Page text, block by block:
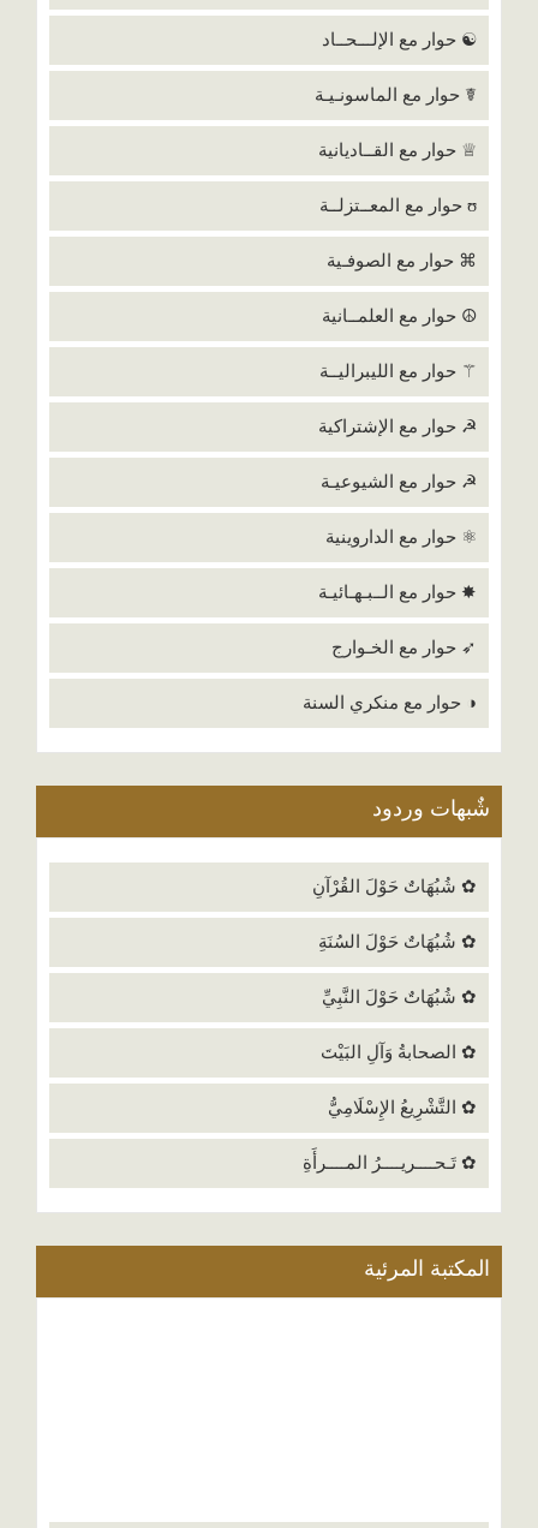
☯ حوار مع الإلـــحــاد
☤ حوار مع الماسونـيـة
♕ حوار مع القــاديانية
ʊ حوار مع المعــتزلــة
⌘ حوار مع الصوفـية
☮ حوار مع العلمــانية
⚚ حوار مع الليبراليــة
☭ حوار مع الإشتراكية
☭ حوار مع الشيوعيـة
⚛ حوار مع الداروينية
✸ حوار مع الــبـهـائيـة
➶ حوار مع الخـوارج
◑ حوار مع منكري السنة
شٌبهات وردود
✿ شُبُهَاتٌ حَوْلَ القُرْآنِ
✿ شُبُهَاتٌ حَوْلَ السُنَةِ
✿ شُبُهَاتٌ حَوْلَ النَّبِيِّ
✿ الصحابةُ وَآلِ البَيْتَ
✿ التَّشْرِيعُ الإِسْلَامِيُّ
✿ تَـحــــريــــرُ المــــرأَةِ
المكتبة المرئية